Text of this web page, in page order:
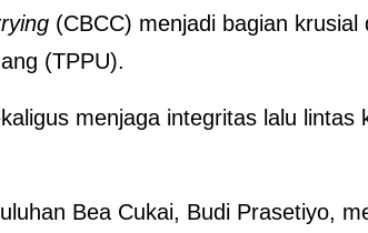
(CBCC) menjadi bagian krusial
(TPPU).
menjaga integritas lalu lintas
Bea Cukai, Budi Prasetiyo,